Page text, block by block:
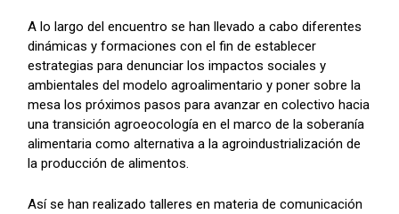
A lo largo del encuentro se han llevado a cabo diferentes
dinámicas y formaciones con el fin de establecer
estrategias para denunciar los impactos sociales y
ambientales del modelo agroalimentario y poner sobre la
mesa los próximos pasos para avanzar en colectivo hacia
una transición agroeocología en el marco de la soberanía
alimentaria como alternativa a la agroindustrialización de
la producción de alimentos.
Así se han realizado talleres en materia de comunicación